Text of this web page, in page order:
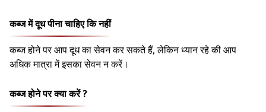
कब्ज में दूध पीना चाहिए कि नहीं
कब्ज होने पर आप दूध का सेवन कर सकते हैं, लेकिन ध्यान रहे की आप
अधिक मात्रा में इसका सेवन न करें।
कब्ज होने पर क्या करें ?